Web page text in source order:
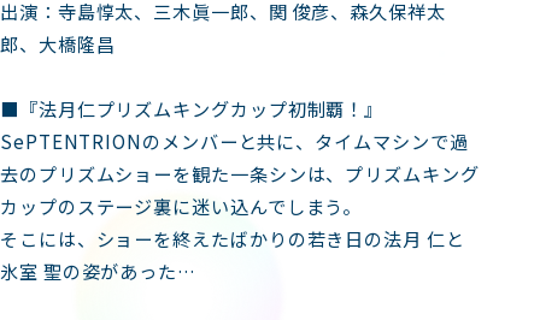
出演：寺島惇太、三木眞一郎、関 俊彦、森久保祥太
郎、大橋隆昌
■『法月仁プリズムキングカップ初制覇！』
SePTENTRIONのメンバーと共に、タイムマシンで過
去のプリズムショーを観た一条シンは、プリズムキング
カップのステージ裏に迷い込んでしまう。
そこには、ショーを終えたばかりの若き日の法月 仁と
氷室 聖の姿があった…